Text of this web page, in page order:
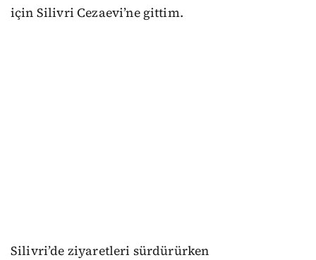
için Silivri Cezaevi’ne gittim.
Silivri’de ziyaretleri sürdürürken